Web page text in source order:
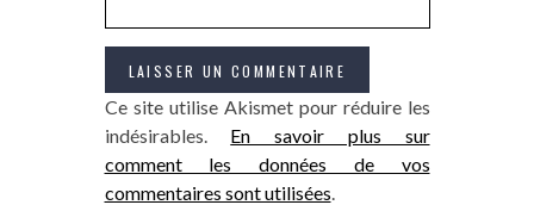
Ce site utilise Akismet pour réduire les
indésirables. En savoir plus sur
comment les données de vos
commentaires sont utilisées